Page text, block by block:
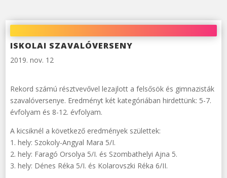
ISKOLAI SZAVALÓVERSENY
2019. nov. 12
Rekord számú résztvevővel lezajlott a felsősök és gimnazisták
szavalóversenye. Eredményt két kategóriában hirdettünk: 5-7.
évfolyam és 8-12. évfolyam.
A kicsiknél a következő eredmények születtek:
1. hely: Szokoly-Angyal Mara 5/I.
2. hely: Faragó Orsolya 5/I. és Szombathelyi Ajna 5.
3. hely: Dénes Réka 5/I. és Kolarovszki Réka 6/II.